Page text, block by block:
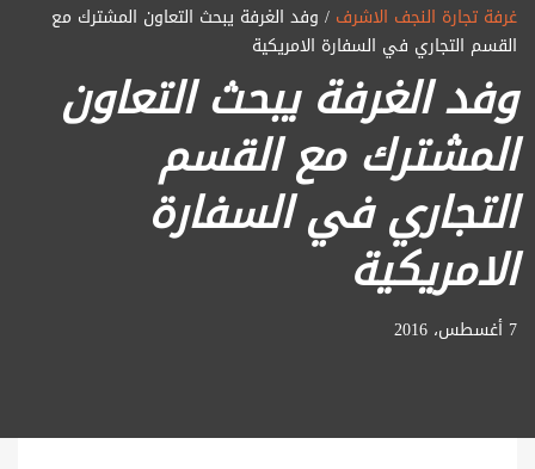
غرفة تجارة النجف الاشرف / وفد الغرفة يبحث التعاون المشترك مع
القسم التجاري في السفارة الامريكية
وفد الغرفة يبحث التعاون
المشترك مع القسم
التجاري في السفارة
الامريكية
7 أغسطس، 2016